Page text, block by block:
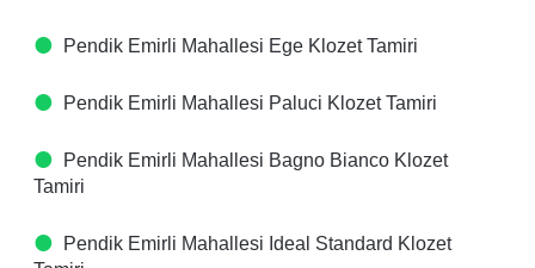
Pendik Emirli Mahallesi Ege Klozet Tamiri
Pendik Emirli Mahallesi Paluci Klozet Tamiri
Pendik Emirli Mahallesi Bagno Bianco Klozet
Tamiri
Pendik Emirli Mahallesi Ideal Standard Klozet